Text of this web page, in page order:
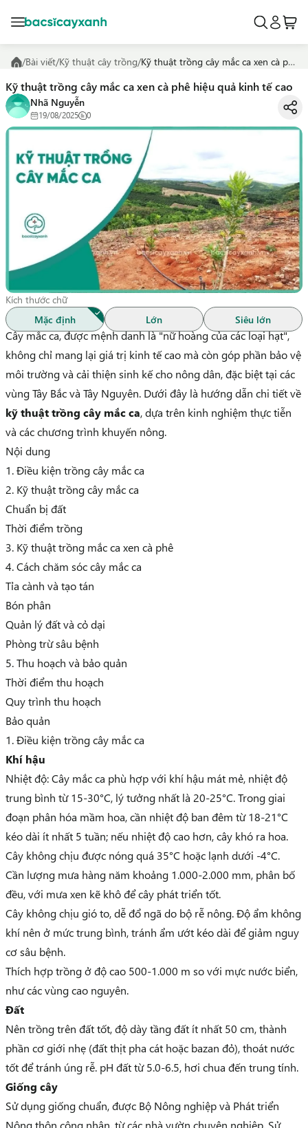
/Bài viết/Kỹ thuật cây trồng/ Kỹ thuật trồng cây mắc ca xen cà phê hiệu quả kinh tế cao
Kỹ thuật trồng cây mắc ca xen cà phê hiệu quả kinh tế cao
Nhã Nguyễn
19/08/2025 0
Kích thước chữ
Mặc định
Lớn Siêu lớn
Cây mắc ca, được mệnh danh là "nữ hoàng của các loại hạt",
không chỉ mang lại giá trị kinh tế cao mà còn góp phần bảo vệ
môi trường và cải thiện sinh kế cho nông dân, đặc biệt tại các
vùng Tây Bắc và Tây Nguyên. Dưới đây là hướng dẫn chi tiết về
kỹ thuật trồng cây mắc ca, dựa trên kinh nghiệm thực tiễn
và các chương trình khuyến nông.
Nội dung
1. Điều kiện trồng cây mắc ca
2. Kỹ thuật trồng cây mắc ca
Chuẩn bị đất
Thời điểm trồng
3. Kỹ thuật trồng mắc ca xen cà phê
4. Cách chăm sóc cây mắc ca
Tỉa cành và tạo tán
Bón phân
Quản lý đất và cỏ dại
Phòng trừ sâu bệnh
5. Thu hoạch và bảo quản
Thời điểm thu hoạch
Quy trình thu hoạch
Bảo quản
1. Điều kiện trồng cây mắc ca
Khí hậu
Nhiệt độ: Cây mắc ca phù hợp với khí hậu mát mẻ, nhiệt độ
trung bình từ 15-30°C, lý tưởng nhất là 20-25°C. Trong giai
đoạn phân hóa mầm hoa, cần nhiệt độ ban đêm từ 18-21°C
kéo dài ít nhất 5 tuần; nếu nhiệt độ cao hơn, cây khó ra hoa.
Cây không chịu được nóng quá 35°C hoặc lạnh dưới -4°C.
Cần lượng mưa hàng năm khoảng 1.000-2.000 mm, phân bố
đều, với mưa xen kẽ khô để cây phát triển tốt.
Cây không chịu gió to, dễ đổ ngã do bộ rễ nông. Độ ẩm không
khí nên ở mức trung bình, tránh ẩm ướt kéo dài để giảm nguy
cơ sâu bệnh.
Thích hợp trồng ở độ cao 500-1.000 m so với mực nước biển,
như các vùng cao nguyên.
Đất
Nên trồng trên đất tốt, độ dày tầng đất ít nhất 50 cm, thành
phần cơ giới nhẹ (đất thịt pha cát hoặc bazan đỏ), thoát nước
tốt để tránh úng rễ. pH đất từ 5.0-6.5, hơi chua đến trung tính.
Giống cây
Sử dụng giống chuẩn, được Bộ Nông nghiệp và Phát triển